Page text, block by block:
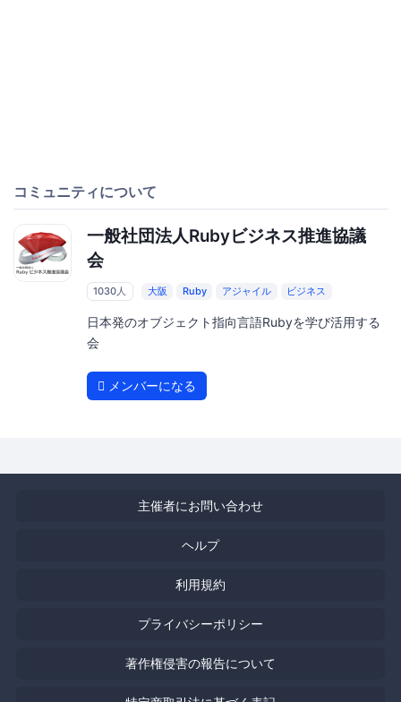
コミュニティについて
一般社団法人Rubyビジネス推進協議
会
1030人 大阪 Ruby アジャイル ビジネス
日本発のオブジェクト指向言語Rubyを学び活用する
会
メンバーになる
主催者にお問い合わせ
ヘルプ
利用規約
プライバシーポリシー
著作権侵害の報告について